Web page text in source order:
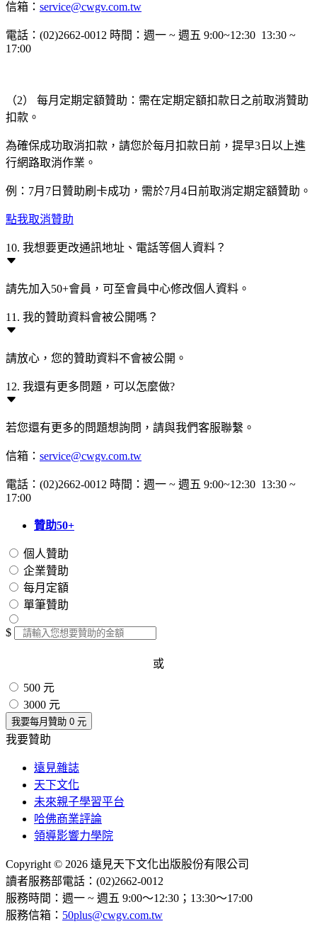
信箱： service@cwgv.com.tw
電話：(02)2662-0012 時間：週一 ~ 週五 9:00~12:30 13:30 ~
17:00
（2） 每月定期定額贊助：需在定期定額扣款日之前取消贊助
扣款。
為確保成功取消扣款，請您於每月扣款日前，提早3日以上進
行網路取消作業。
例：7月7日贊助刷卡成功，需於7月4日前取消定期定額贊助。
點我取消贊助
10. 我想要更改通訊地址、電話等個人資料？
請先加入50+會員，可至會員中心修改個人資料。
11. 我的贊助資料會被公開嗎？
請放心，您的贊助資料不會被公開。
12. 我還有更多問題，可以怎麼做?
若您還有更多的問題想詢問，請與我們客服聯繫。
信箱： service@cwgv.com.tw
電話：(02)2662-0012 時間：週一 ~ 週五 9:00~12:30 13:30 ~
17:00
贊助50+
個人贊助
企業贊助
每月定額
單筆贊助
$
或
500 元
3000 元
我要每月贊助 0 元
我要贊助
遠見雜誌
天下文化
未來親子學習平台
哈佛商業評論
領導影響力學院
Copyright © 2026 遠見天下文化出版股份有限公司
讀者服務部電話：(02)2662-0012
服務時間：週一 ~ 週五 9:00～12:30；13:30～17:00
服務信箱： 50plus@cwgv.com.tw